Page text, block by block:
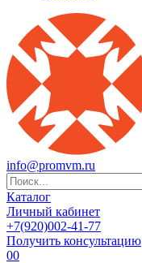
info@promvm.ru
Каталог
Личный кабинет
+7(920)002-41-77
Получить консультацию
00